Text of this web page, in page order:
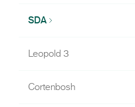
SDA
Leopold 3
Cortenbosh